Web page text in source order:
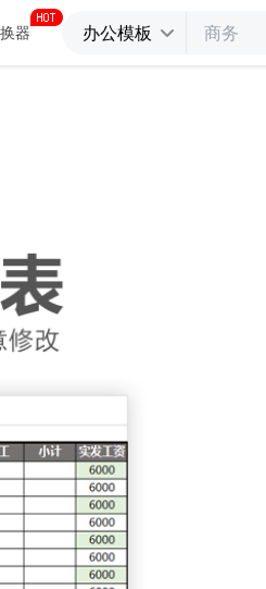
器 办公模板